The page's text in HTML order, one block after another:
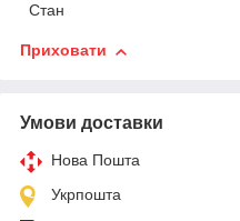
Стан
Приховати
Умови доставки
Нова Пошта
Укрпошта